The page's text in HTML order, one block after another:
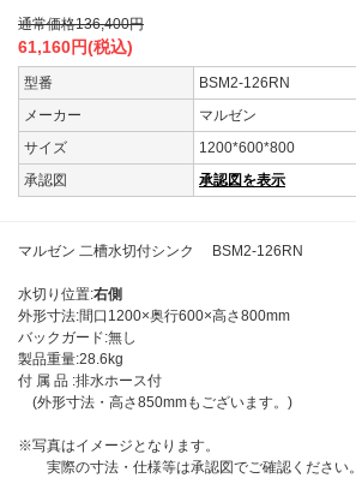
通常価格136,400円
61,160円(税込)
型番
BSM2-126RN
メーカー
マルゼン
サイズ
1200*600*800
承認図
承認図を表示
マルゼン 二槽水切付シンク BSM2-126RN
水切り位置:右側
外形寸法:間口1200×奥行600×高さ800mm
バックガード:無し
製品重量:28.6kg
付 属 品 :排水ホース付
(外形寸法・高さ850mmもございます。)
※写真はイメージとなります。
実際の寸法・仕様等は承認図でご確認ください。